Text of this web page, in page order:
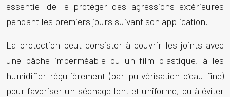
essentiel de le protéger des agressions extérieures
pendant les premiers jours suivant son application.
La protection peut consister à couvrir les joints avec
une bâche imperméable ou un film plastique, à les
humidifier régulièrement (par pulvérisation d’eau fine)
pour favoriser un séchage lent et uniforme, ou à éviter